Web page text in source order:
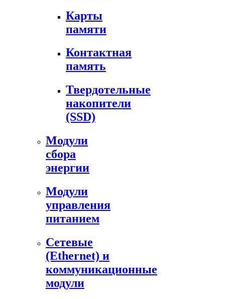
Карты
памяти
Контактная
память
Твердотельные
накопители
(SSD)
Модули
сбора
энергии
Модули
управления
питанием
Сетевые
(Ethernet) и
коммуникационные
модули